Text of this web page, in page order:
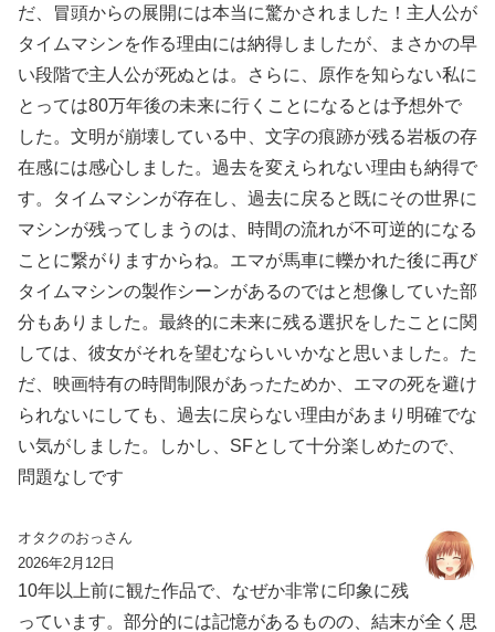
だ、冒頭からの展開には本当に驚かされました！主人公が
タイムマシンを作る理由には納得しましたが、まさかの早
い段階で主人公が死ぬとは。さらに、原作を知らない私に
とっては80万年後の未来に行くことになるとは予想外で
した。文明が崩壊している中、文字の痕跡が残る岩板の存
在感には感心しました。過去を変えられない理由も納得で
す。タイムマシンが存在し、過去に戻ると既にその世界に
マシンが残ってしまうのは、時間の流れが不可逆的になる
ことに繋がりますからね。エマが馬車に轢かれた後に再び
タイムマシンの製作シーンがあるのではと想像していた部
分もありました。最終的に未来に残る選択をしたことに関
しては、彼女がそれを望むならいいかなと思いました。た
だ、映画特有の時間制限があったためか、エマの死を避け
られないにしても、過去に戻らない理由があまり明確でな
い気がしました。しかし、SFとして十分楽しめたので、
問題なしです
オタクのおっさん
2026年2月12日
10年以上前に観た作品で、なぜか非常に印象に残
っています。部分的には記憶があるものの、結末が全く思